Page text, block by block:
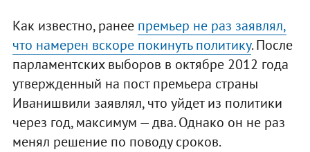
Как известно, ранее премьер не раз заявлял,
что намерен вскоре покинуть политику. После
парламентских выборов в октябре 2012 года
утвержденный на пост премьера страны
Иванишвили заявлял, что уйдет из политики
через год, максимум — два. Однако он не раз
менял решение по поводу сроков.